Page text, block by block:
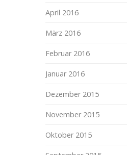
April 2016
März 2016
Februar 2016
Januar 2016
Dezember 2015
November 2015
Oktober 2015